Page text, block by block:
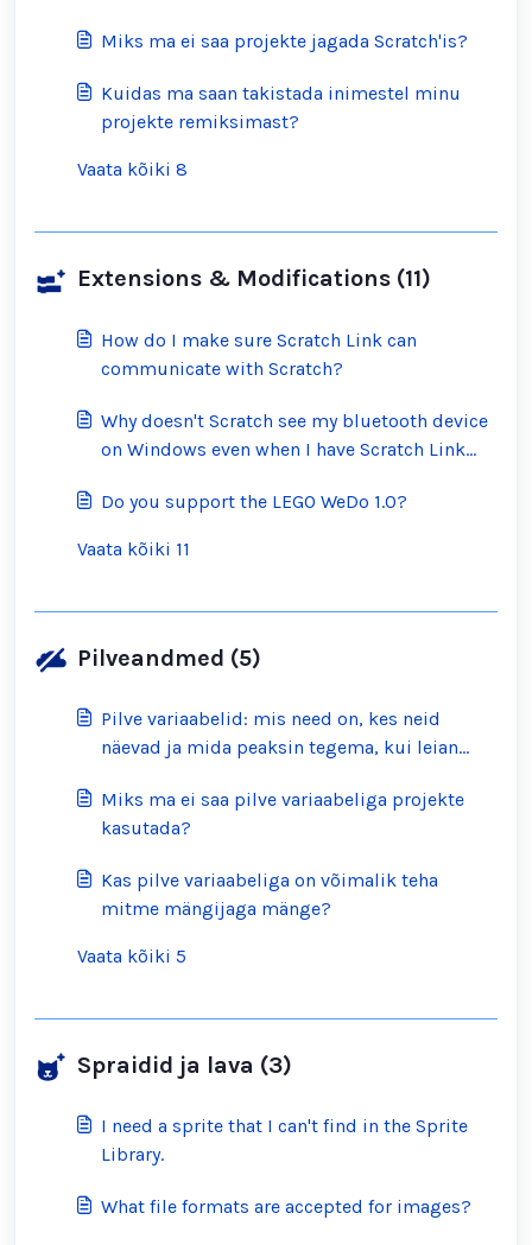
Miks ma ei saa projekte jagada Scratch'is?
Kuidas ma saan takistada inimestel minu
projekte remiksimast?
Vaata kõiki 8
Extensions & Modifications (11)
How do I make sure Scratch Link can
communicate with Scratch?
Why doesn't Scratch see my bluetooth device
on Windows even when I have Scratch Link
Do you support the LEGO WeDo 1.0?
Vaata kõiki 11
Pilveandmed (5)
Pilve variaabelid: mis need on, kes neid
näevad ja mida peaksin tegema, kui leian
Miks ma ei saa pilve variaabeliga projekte
kasutada?
Kas pilve variaabeliga on võimalik teha
mitme mängijaga mänge?
Vaata kõiki 5
Spraidid ja lava (3)
I need a sprite that I can't find in the Sprite
Library.
What file formats are accepted for images?